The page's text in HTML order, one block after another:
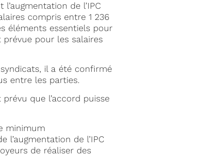
de l’IPC
compris entre 1 236
éléments essentiels pour
prévue pour les salaires
il a été confirmé
entre les parties.
prévu que l’accord puisse
minimum
de l’IPC
de réaliser des